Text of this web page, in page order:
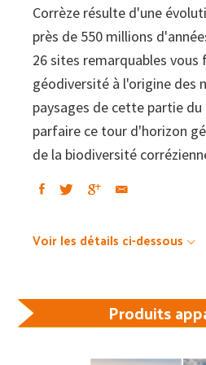
Corrèze résulte d'une
près de 550 millions
26 sites remarquables
géodiversité à l'origine des
paysages de cette partie
parfaire ce tour d'horizon
de la biodiversité
Voir les détails ci-dessous
Produits